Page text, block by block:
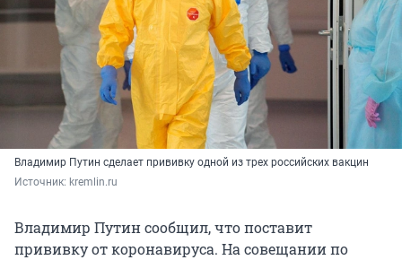
Владимир Путин сделает прививку одной из трех российских вакцин
Источник: kremlin.ru
Владимир Путин сообщил, что поставит
прививку от коронавируса. На совещании по